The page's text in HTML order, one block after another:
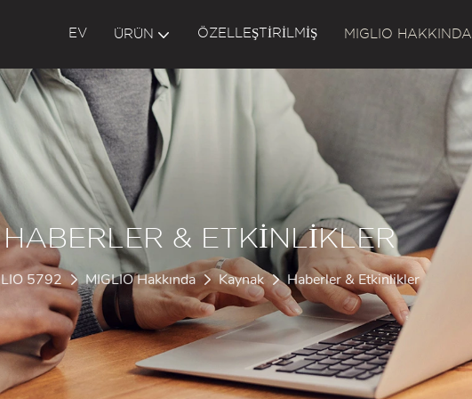
EV ÜRÜN ÖZELLEŞTIRILMIŞ MIGLIO HAKKINDA
HABERLER & ETKINLIKLER
5792 MIGLIO Hakkında Kaynak Haberler & Etkinlikler